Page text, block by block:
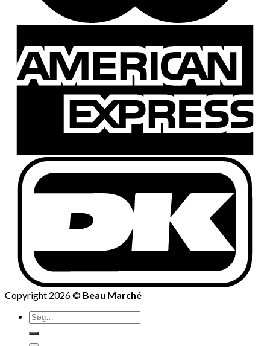
Copyright 2026 © Beau Marché
Søg
efter: